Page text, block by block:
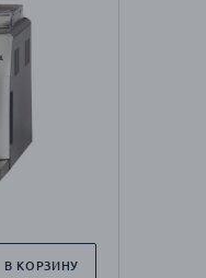
В КОРЗИНУ